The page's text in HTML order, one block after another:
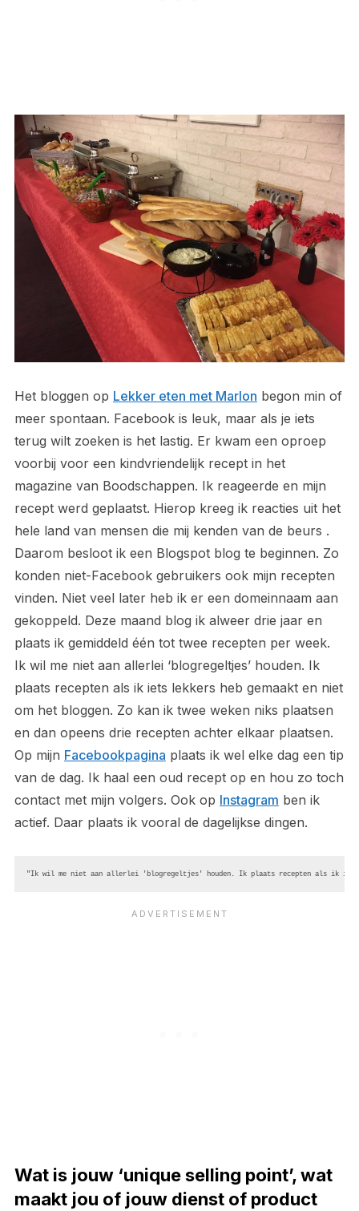
Het bloggen op Lekker eten met Marlon begon min of
meer spontaan. Facebook is leuk, maar als je iets
terug wilt zoeken is het lastig. Er kwam een oproep
voorbij voor een kindvriendelijk recept in het
magazine van Boodschappen. Ik reageerde en mijn
recept werd geplaatst. Hierop kreeg ik reacties uit het
hele land van mensen die mij kenden van de beurs .
Daarom besloot ik een Blogspot blog te beginnen. Zo
konden niet-Facebook gebruikers ook mijn recepten
vinden. Niet veel later heb ik er een domeinnaam aan
gekoppeld. Deze maand blog ik alweer drie jaar en
plaats ik gemiddeld één tot twee recepten per week.
Ik wil me niet aan allerlei ‘blogregeltjes’ houden. Ik
plaats recepten als ik iets lekkers heb gemaakt en niet
om het bloggen. Zo kan ik twee weken niks plaatsen
en dan opeens drie recepten achter elkaar plaatsen.
Op mijn Facebookpagina plaats ik wel elke dag een tip
van de dag. Ik haal een oud recept op en hou zo toch
contact met mijn volgers. Ook op Instagram ben ik
actief. Daar plaats ik vooral de dagelijkse dingen.
"Ik wil me niet aan allerlei 'blogregeltjes' houden. Ik plaats recepten als ik iets
Wat is jouw ‘unique selling point’, wat
maakt jou of jouw dienst of product